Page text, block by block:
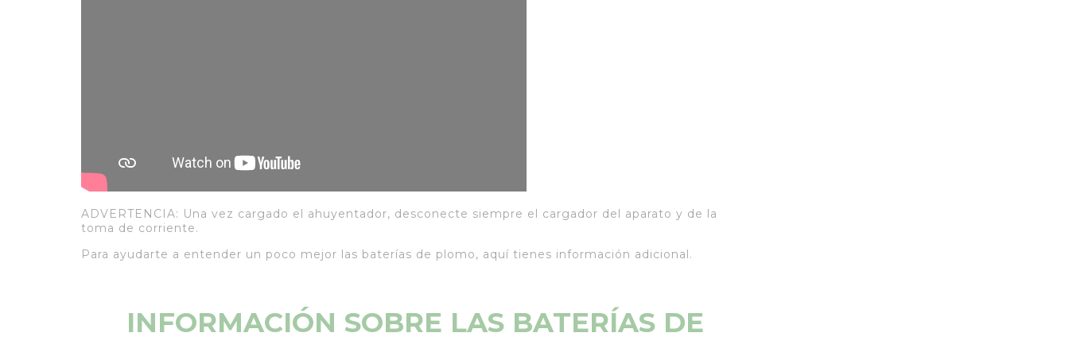
ADVERTENCIA: Una vez cargado el ahuyentador, desconecte siempre el cargador del aparato y de la
toma de corriente.
Para ayudarte a entender un poco mejor las baterías de plomo, aquí tienes información adicional.
INFORMACIÓN SOBRE LAS BATERÍAS DE